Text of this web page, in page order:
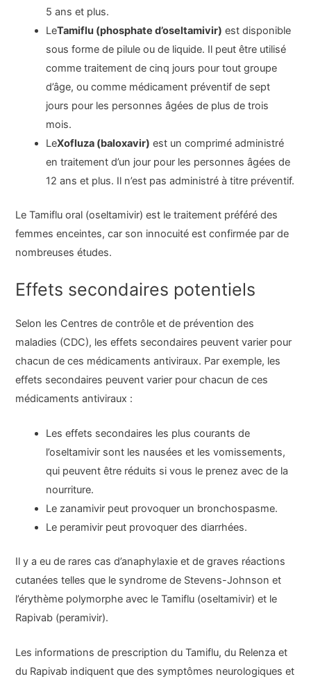
5 ans et plus.
LeTamiflu (phosphate d’oseltamivir) est disponible
sous forme de pilule ou de liquide. Il peut être utilisé
comme traitement de cinq jours pour tout groupe
d’âge, ou comme médicament préventif de sept
jours pour les personnes âgées de plus de trois
mois.
LeXofluza (baloxavir) est un comprimé administré
en traitement d’un jour pour les personnes âgées de
12 ans et plus. Il n’est pas administré à titre préventif.
Le Tamiflu oral (oseltamivir) est le traitement préféré des
femmes enceintes, car son innocuité est confirmée par de
nombreuses études.
Effets secondaires potentiels
Selon les Centres de contrôle et de prévention des
maladies (CDC), les effets secondaires peuvent varier pour
chacun de ces médicaments antiviraux. Par exemple, les
effets secondaires peuvent varier pour chacun de ces
médicaments antiviraux :
Les effets secondaires les plus courants de
l’oseltamivir sont les nausées et les vomissements,
qui peuvent être réduits si vous le prenez avec de la
nourriture.
Le zanamivir peut provoquer un bronchospasme.
Le peramivir peut provoquer des diarrhées.
Il y a eu de rares cas d’anaphylaxie et de graves réactions
cutanées telles que le syndrome de Stevens-Johnson et
l’érythème polymorphe avec le Tamiflu (oseltamivir) et le
Rapivab (peramivir).
Les informations de prescription du Tamiflu, du Relenza et
du Rapivab indiquent que des symptômes neurologiques et